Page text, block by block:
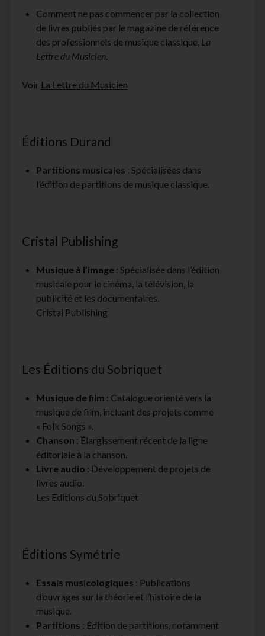
Comment ne pas commencer par la collection
de livres publiés par le magazine de référence
des professionnels de musique classique, La
Lettre du Musicien.
Voir La Lettre du Musicien
Éditions Durand
Partitions musicales : Spécialisées dans
l’édition de partitions de musique classique.
Cristal Publishing
Musique à l’image : Spécialisée dans l’édition
musicale pour le cinéma, la télévision, la
publicité et les documentaires.
Cristal Publishing
Les Éditions du Sobriquet
Musique de film : Catalogue orienté vers la
musique de film, incluant des projets comme
« Folk Songs ».
Chanson : Élargissement récent de la ligne
éditoriale à la chanson.
Livre audio : Développement de projets de
livres audio.
Les Editions du Sobriquet
Éditions Symétrie
Essais musicologiques : Publications
d’ouvrages sur la théorie et l’histoire de la
musique.
Partitions : Édition de partitions, notamment